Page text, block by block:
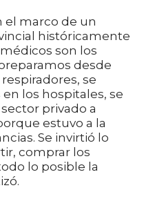
el marco de un
históricamente
son los
desde
se
los hospitales, se
privado a
estuvo a la
Se invirtió lo
comprar los
lo posible la